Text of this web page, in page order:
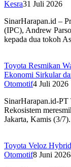
Kesra31 Juli 2026
SinarHarapan.id –
(IPC), Andrew
kepada dua tokoh
Toyota Resmikan
Ekonomi Sirkular
Otomotif4 Juli 2026
SinarHarapan.id-
Rekosistem
Jakarta, Kamis (3/
Toyota Veloz
Otomotif8 Juni 2026